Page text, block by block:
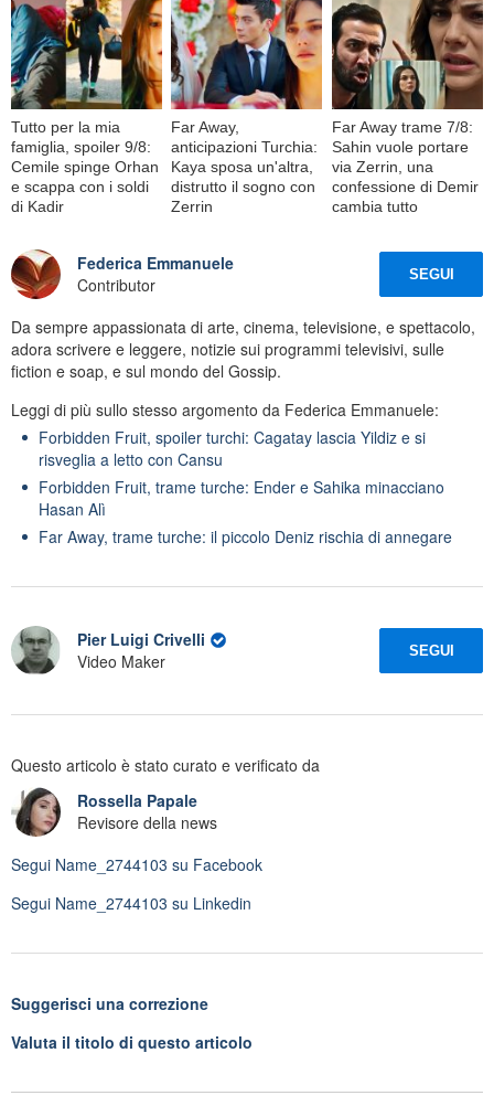
Tutto per la mia
famiglia, spoiler 9/8:
Cemile spinge Orhan
e scappa con i soldi
di Kadir
Far Away,
anticipazioni Turchia:
Kaya sposa un'altra,
distrutto il sogno con
Zerrin
Far Away trame 7/8:
Sahin vuole portare
via Zerrin, una
confessione di Demir
cambia tutto
Federica Emmanuele
Contributor
SEGUI
Da sempre appassionata di arte, cinema, televisione, e spettacolo,
adora scrivere e leggere, notizie sui programmi televisivi, sulle
fiction e soap, e sul mondo del Gossip.
Leggi di più sullo stesso argomento da Federica Emmanuele:
Forbidden Fruit, spoiler turchi: Cagatay lascia Yildiz e si
risveglia a letto con Cansu
Forbidden Fruit, trame turche: Ender e Sahika minacciano
Hasan Alì
Far Away, trame turche: il piccolo Deniz rischia di annegare
Pier Luigi Crivelli
Video Maker
SEGUI
Questo articolo è stato curato e verificato da
Rossella Papale
Revisore della news
Segui Name_2744103 su Facebook
Segui Name_2744103 su Linkedin
Suggerisci una correzione
Valuta il titolo di questo articolo